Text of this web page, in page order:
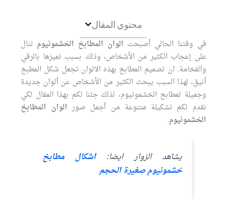
محتوي المقال
في وقتنا الحالي أصبحت الوان المطابخ الخشمونيوم تنال
على إعجاب الكثير من الأشخاص، وذلك بسبب تميزها بالرقي
والفخامة. ان تصميم المطابخ بهذه الالوان تجعل شكل المطبخ
أنيق، لهذا السبب يبحث الكثير من الأشخاص عن ألوان جديدة
وجميلة لمطابخ الخشمونيوم، لذلك جئنا لكم بهذا المقال لكي
نقدم لكم تشكيلة متنوعة من أجمل صور الوان المطابخ
الخشمونيوم.
يشاهد الزوار ايضا:اشكال مطابخ
خشمونيوم صغيرة الحجم